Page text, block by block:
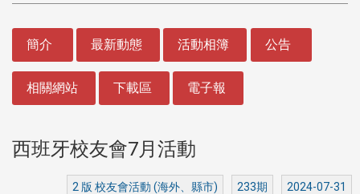
簡介 最新動態 活動相簿 公告
相關網站 下載區 電子報
西班牙校友會7月活動
2 版 校友會活動 (海外、縣市) 233期 2024-07-31